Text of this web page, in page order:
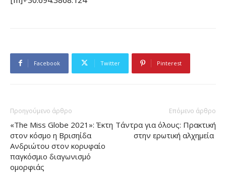
Facebook Twitter Pinterest
Προηγούμενο άρθρο
«The Miss Globe 2021»: Έκτη
στον κόσμο η Βρισηίδα
Ανδριώτου στον κορυφαίο
παγκόσμιο διαγωνισμό
ομορφιάς
Επόμενο άρθρο
Τάντρα για όλους: Πρακτική
στην ερωτική αλχημεία